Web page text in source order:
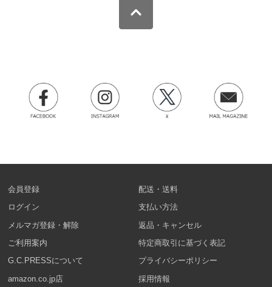
会員登録
ログイン
メルマガ登録・解除
ご利用案内
G.C.PRESSについて
amazon.co.jp店
配送・送料
支払い方法
返品・キャンセル
特定商取引に基づく表記
プライバシーポリシー
採用情報